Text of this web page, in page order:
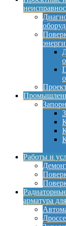
Работы и
арматура